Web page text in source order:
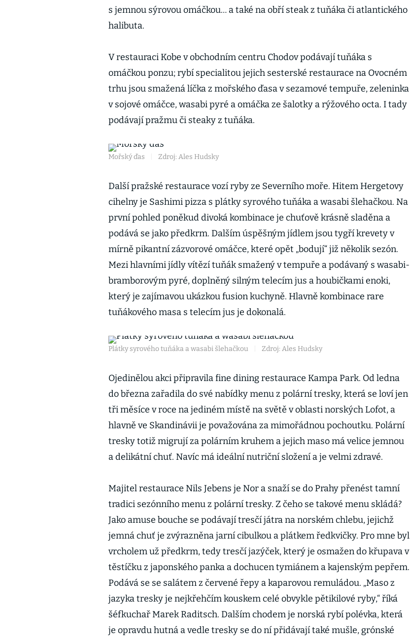
s jemnou sýrovou omáčkou… a také na obří steak z tuňáka či atlantického
halibuta.
V restauraci Kobe v obchodním centru Chodov podávají tuňáka s
omáčkou ponzu; rybí specialitou jejich sesterské restaurace na Ovocném
trhu jsou smažená líčka z mořského ďasa v sezamové tempuře, zeleninka
v sojové omáčce, wasabi pyré a omáčka ze šalotky a rýžového octa. I tady
podávají pražmu či steaky z tuňáka.
Mořský ďas Zdroj: Ales Hudsky
Další pražské restaurace vozí ryby ze Severního moře. Hitem Hergetovy
cihelny je Sashimi pizza s plátky syrového tuňáka a wasabi šlehačkou. Na
první pohled poněkud divoká kombinace je chuťově krásně sladěna a
podává se jako předkrm. Dalším úspěšným jídlem jsou tygří krevety v
mírně pikantní zázvorové omáčce, které opět „bodují“ již několik sezón.
Mezi hlavními jídly vítězí tuňák smažený v tempuře a podávaný s wasabi-
bramborovým pyré, doplněný silným telecím jus a houbičkami enoki,
který je zajímavou ukázkou fusion kuchyně. Hlavně kombinace rare
tuňákového masa s telecím jus je dokonalá.
Plátky syrového tuňáka a wasabi šlehačkou Zdroj: Ales Hudsky
Ojedinělou akci připravila fine dining restaurace Kampa Park. Od ledna
do března zařadila do své nabídky menu z polární tresky, která se loví jen
tři měsíce v roce na jediném místě na světě v oblasti norských Lofot, a
hlavně ve Skandinávii je považována za mimořádnou pochoutku. Polární
tresky totiž migrují za polárním kruhem a jejich maso má velice jemnou
a delikátní chuť. Navíc má ideální nutriční složení a je velmi zdravé.
Majitel restaurace Nils Jebens je Nor a snaží se do Prahy přenést tamní
tradici sezónního menu z polární tresky. Z čeho se takové menu skládá?
Jako amuse bouche se podávají tresčí játra na norském chlebu, jejichž
jemná chuť je zvýrazněna jarní cibulkou a plátkem ředkvičky. Pro mne byl
vrcholem už předkrm, tedy tresčí jazýček, který je osmažen do křupava v
těstíčku z japonského panka a dochucen tymiánem a kajenským pepřem.
Podává se se salátem z červené řepy a kaparovou remuládou. „Maso z
jazyka tresky je nejkřehčím kouskem celé obvykle pětikilové ryby,“ říká
šéfkuchař Marek Raditsch. Dalším chodem je norská rybí polévka, která
je opravdu hutná a vedle tresky se do ní přidávají také mušle, grónské